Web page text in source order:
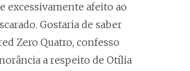
excessivamente afeito ao
Gostaria de saber
Zero Quatro, confesso
a respeito de Otília